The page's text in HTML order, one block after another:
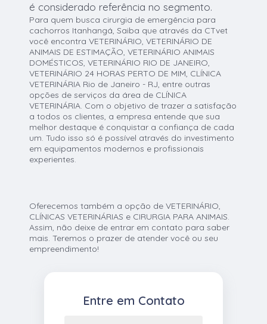
é considerado referência no segmento.
Para quem busca cirurgia de emergência para
cachorros Itanhangá, Saiba que através da CTvet
você encontra VETERINÁRIO, VETERINÁRIO DE
ANIMAIS DE ESTIMAÇÃO, VETERINÁRIO ANIMAIS
DOMÉSTICOS, VETERINÁRIO RIO DE JANEIRO,
VETERINÁRIO 24 HORAS PERTO DE MIM, CLÍNICA
VETERINÁRIA Rio de Janeiro - RJ, entre outras
opções de serviços da área de CLÍNICA
VETERINÁRIA. Com o objetivo de trazer a satisfação
a todos os clientes, a empresa entende que sua
melhor destaque é conquistar a confiança de cada
um. Tudo isso só é possível através do investimento
em equipamentos modernos e profissionais
experientes.
Oferecemos também a opção de VETERINÁRIO,
CLÍNICAS VETERINÁRIAS e CIRURGIA PARA ANIMAIS.
Assim, não deixe de entrar em contato para saber
mais. Teremos o prazer de atender você ou seu
empreendimento!
Entre em Contato